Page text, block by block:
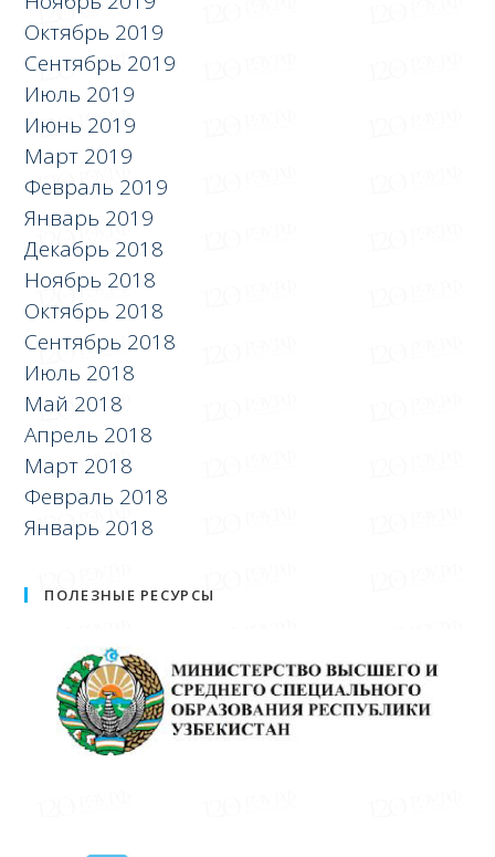
Октябрь 2019
Сентябрь 2019
Июль 2019
Июнь 2019
Март 2019
Февраль 2019
Январь 2019
Декабрь 2018
Ноябрь 2018
Октябрь 2018
Сентябрь 2018
Июль 2018
Май 2018
Апрель 2018
Март 2018
Февраль 2018
Январь 2018
ПОЛЕЗНЫЕ РЕСУРСЫ